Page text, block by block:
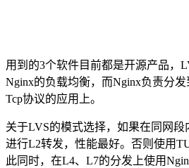
用到的3个软件目前都是开源产品，
Nginx的负载均衡，而Nginx负责分
Tcp协议的应用上。
关于LVS的模式选择，如果在同网
进行L2转发，性能最好。否则使用
此同时，在L4、L7的分发上使用